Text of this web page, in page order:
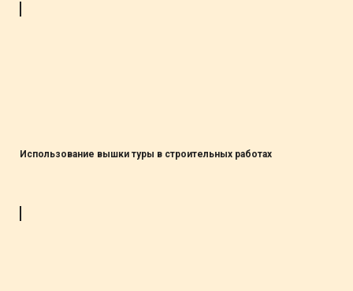
Использование вышки туры в строительных работах